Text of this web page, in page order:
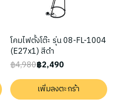
โคมไฟตั้งโต๊ะ รุ่น 08-FL-1004
(E27x1) สีดำ
฿4,980฿2,490
เพิ่มลงตะกร้า